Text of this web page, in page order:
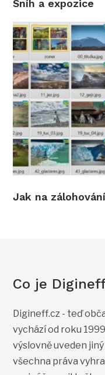
Sníh a expozice
Jak na
Co je
Digineff.cz - teď
vychází od roku
výslovně uveden
všechna práva